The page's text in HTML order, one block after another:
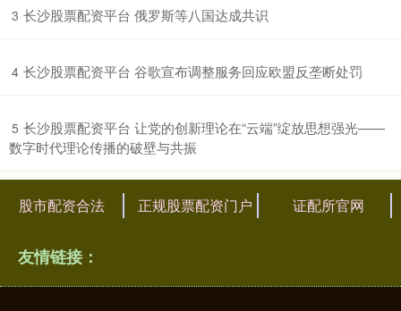
3 ​长沙股票配资平台 俄罗斯等八国达成共识
4 ​长沙股票配资平台 谷歌宣布调整服务回应欧盟反垄断处罚
5 ​长沙股票配资平台 让党的创新理论在“云端”绽放思想强光——
数字时代理论传播的破壁与共振
股市配资合法 正规股票配资门户 证配所官网
友情链接：